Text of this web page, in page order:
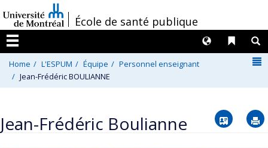
au
contenu
/École de santé publique
Menu
Liens
Langues
Home L'ESPUM Équipe
Personnel enseignant
Jean-Frédéric BOULIANNE
Jean-Frédéric Boulianne Vcard